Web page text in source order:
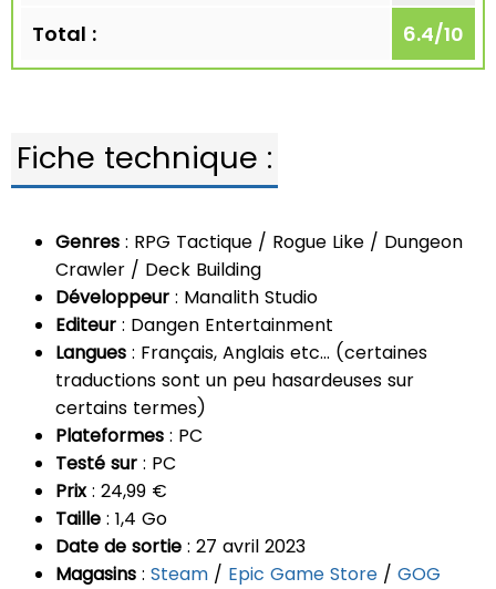
Total : 6.4/10
Fiche technique :
Genres : RPG Tactique / Rogue Like / Dungeon
Crawler / Deck Building
Développeur : Manalith Studio
Editeur : Dangen Entertainment
Langues : Français, Anglais etc… (certaines
traductions sont un peu hasardeuses sur
certains termes)
Plateformes : PC
Testé sur : PC
Prix: 24,99 €
Taille : 1,4 Go
Date de sortie : 27 avril 2023
Magasins : Steam / Epic Game Store / GOG